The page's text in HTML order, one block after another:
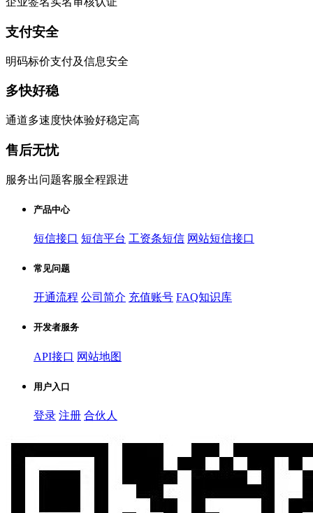
支付安全
明码标价支付及信息安全
多快好稳
通道多速度快体验好稳定高
售后无忧
服务出问题客服全程跟进
产品中心
短信接口 短信平台 工资条短信 网站短信接口
常见问题
开通流程 公司简介 充值账号 FAQ知识库
开发者服务
API接口 网站地图
用户入口
登录 注册 合伙人